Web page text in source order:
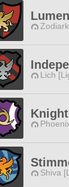
Lich
Shiva